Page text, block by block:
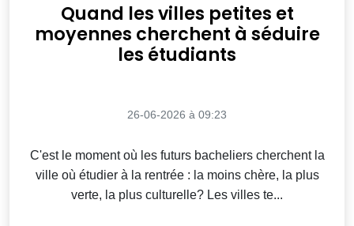
Quand les villes petites et
moyennes cherchent à séduire
les étudiants
26-06-2026 à 09:23
C'est le moment où les futurs bacheliers cherchent la
ville où étudier à la rentrée : la moins chère, la plus
verte, la plus culturelle? Les villes te...